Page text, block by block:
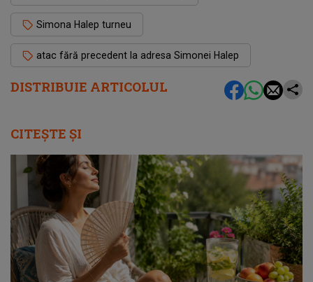
DISTRIBUIE ARTICOLUL
Simona Halep turneu
atac fără precedent la adresa Simonei Halep
CITEȘTE ȘI